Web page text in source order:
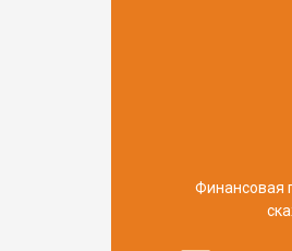
Финансовая